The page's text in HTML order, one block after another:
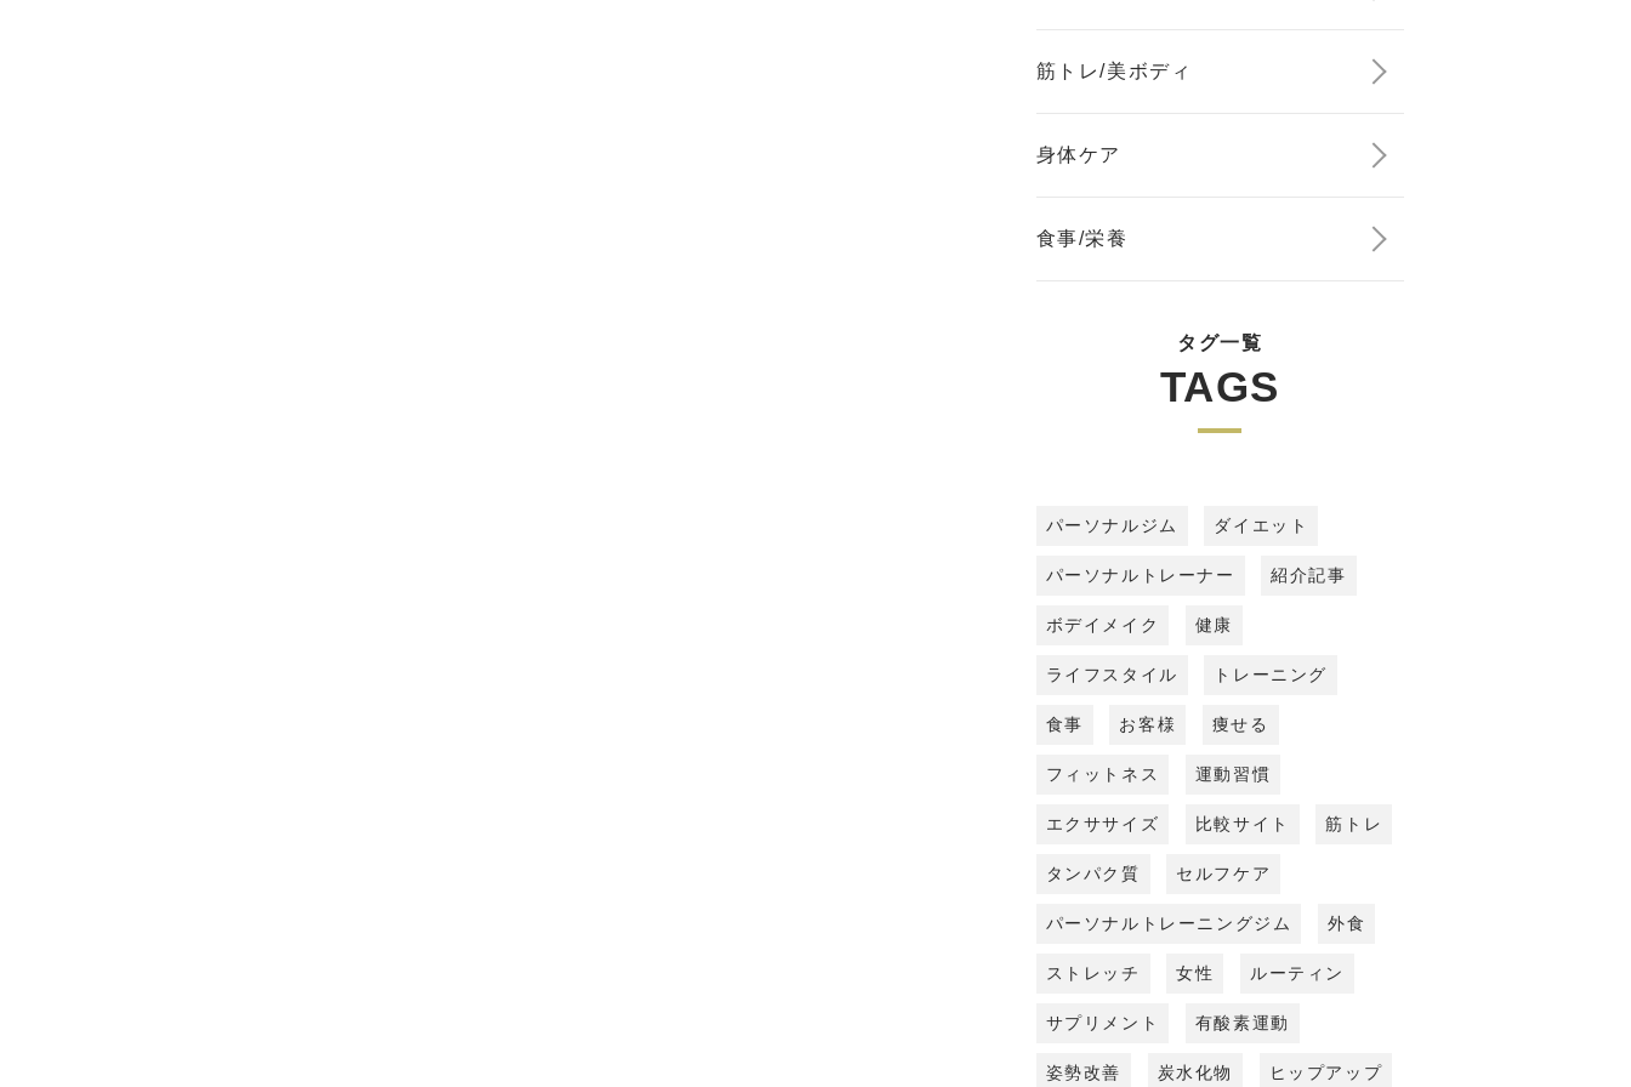
筋トレ/美ボディ
身体ケア
食事/栄養
タグ一覧
TAGS
パーソナルジム ダイエット
パーソナルトレーナー 紹介記事
ボデイメイク 健康
ライフスタイル トレーニング
食事 お客様 痩せる
フィットネス 運動習慣
エクササイズ 比較サイト 筋トレ
タンパク質 セルフケア
パーソナルトレーニングジム 外食
ストレッチ 女性 ルーティン
サプリメント 有酸素運動
姿勢改善 炭水化物 ヒップアップ